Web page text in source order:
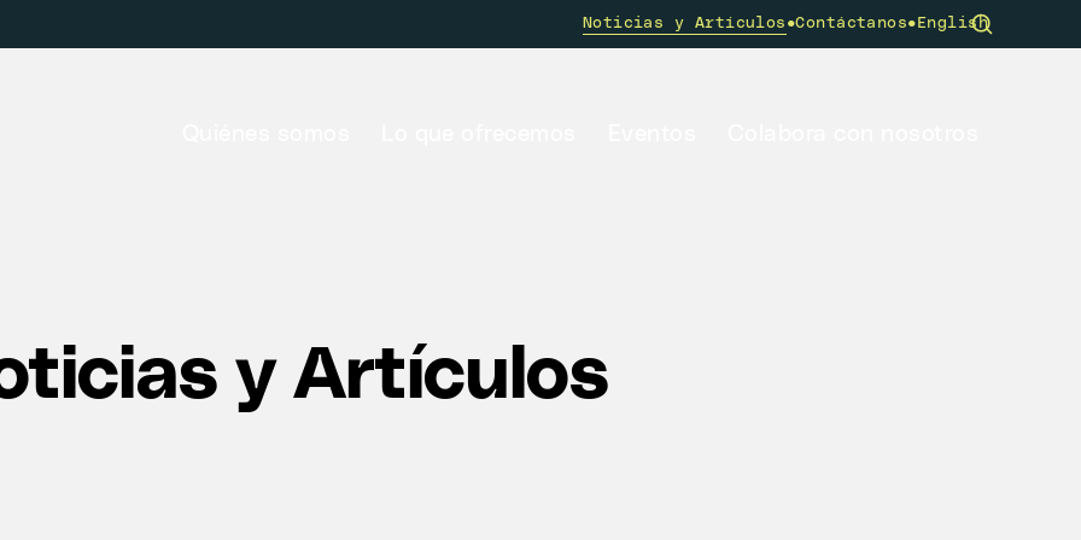
Noticias y Artículos •Contáctanos• English
y Artículos